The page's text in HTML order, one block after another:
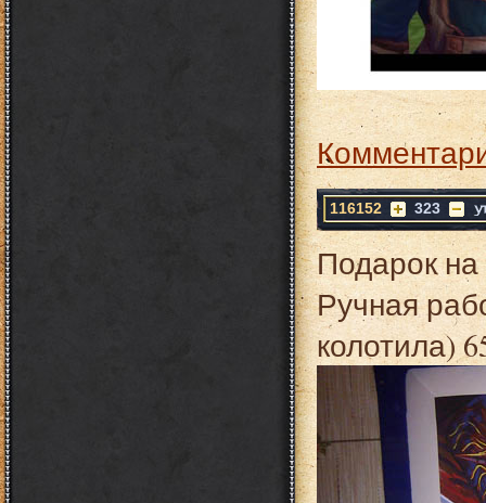
116152 323
Подарок
Ручная
колотила)